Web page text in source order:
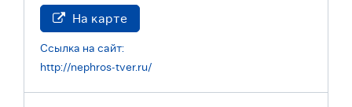
На карте
Ссылка на сайт:
http://nephros-tver.ru/